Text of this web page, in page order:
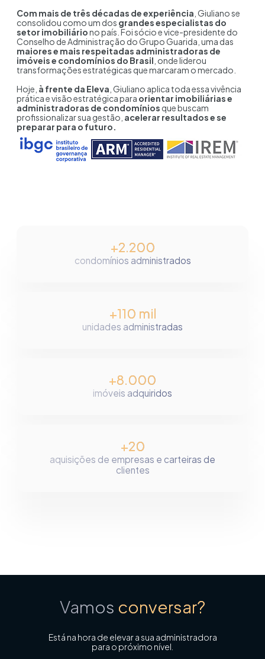
Com mais de três décadas de experiência , Giuliano se
consolidou como um dos grandes especialistas do
setor imobiliáriono país. Foi sócio e vice-presidente do
Conselho de Administração do Grupo Guarida, uma das
maiores e mais respeitadas administradoras de
imóveis e condomínios do Brasil , onde liderou
transformações estratégicas que marcaram o mercado.
Hoje, à frente da Eleva , Giuliano aplica toda essa vivência
prática e visão estratégica para orientar imobiliárias e
administradoras de condomínios que buscam
profissionalizar sua gestão, acelerar resultados e se
preparar para o futuro.
+2.200
condomínios administrados
+110 mil
unidades administradas
+8.000
imóveis adquiridos
+20
aquisições de empresas e carteiras de
clientes
Vamos conversar?
Está na hora de elevar a sua administradora
para o próximo nível.